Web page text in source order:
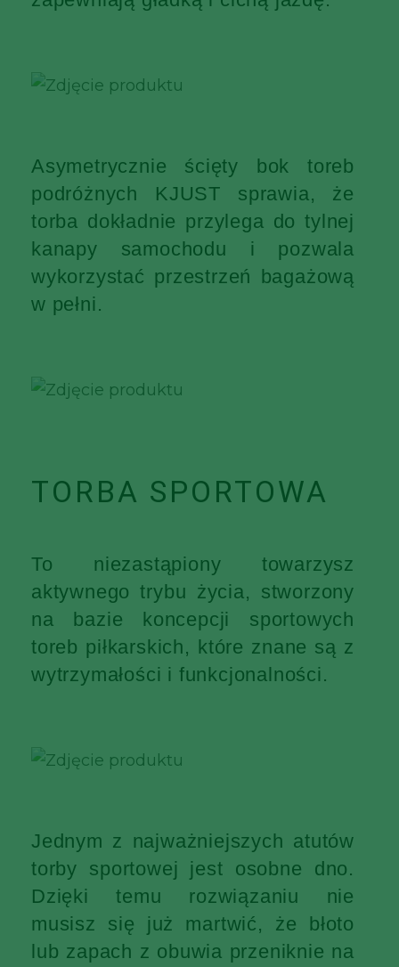
Asymetrycznie ścięty bok toreb
podróżnych KJUST sprawia, że
torba dokładnie przylega do tylnej
kanapy samochodu i pozwala
wykorzystać przestrzeń bagażową
w pełni.
TORBA SPORTOWA
To niezastąpiony towarzysz
aktywnego trybu życia, stworzony
na bazie koncepcji sportowych
toreb piłkarskich, które znane są z
wytrzymałości i funkcjonalności.
Jednym z najważniejszych atutów
torby sportowej jest osobne dno.
Dzięki temu rozwiązaniu nie
musisz się już martwić, że błoto
lub zapach z obuwia przeniknie na